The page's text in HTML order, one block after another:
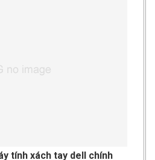
tính xách tay dell chính